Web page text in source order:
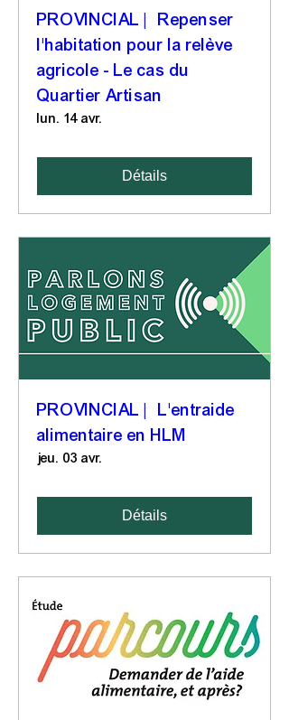
PROVINCIAL | Repenser
l'habitation pour la relève
agricole - Le cas du
Quartier Artisan
lun. 14 avr.
Détails
PROVINCIAL | L'entraide
alimentaire en HLM
jeu. 03 avr.
Détails